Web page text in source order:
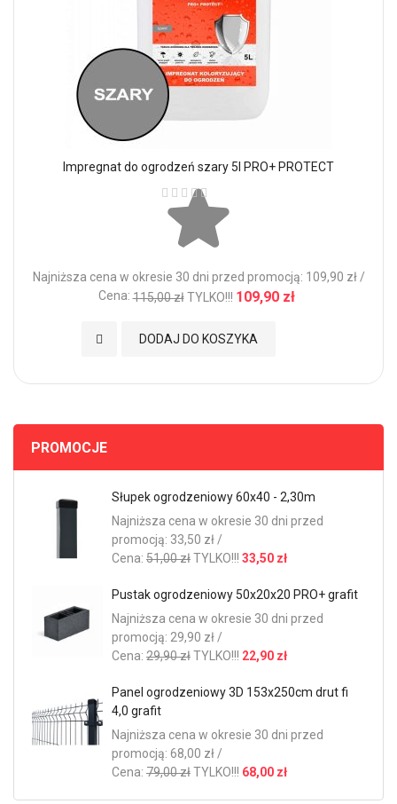
Impregnat do ogrodzeń szary 5l PRO+ PROTECT
Ocena:
Najniższa cena w okresie 30 dni przed promocją: 109,90 zł /
Cena: 115,00 zł TYLKO!!! 109,90 zł
DODAJ DO KOSZYKA
Dodaj do Ulubionych
PROMOCJE
Słupek ogrodzeniowy 60x40 - 2,30m
Najniższa cena w okresie 30 dni przed
promocją: 33,50 zł /
Cena: 51,00 złTYLKO!!! 33,50 zł
Pustak ogrodzeniowy 50x20x20 PRO+ grafit
Najniższa cena w okresie 30 dni przed
promocją: 29,90 zł /
Cena: 29,90 złTYLKO!!! 22,90 zł
Panel ogrodzeniowy 3D 153x250cm drut fi
4,0 grafit
Najniższa cena w okresie 30 dni przed
promocją: 68,00 zł /
Cena: 79,00 złTYLKO!!! 68,00 zł